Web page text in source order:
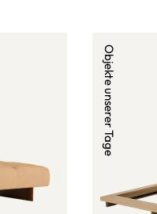
Objekte unserer Tage